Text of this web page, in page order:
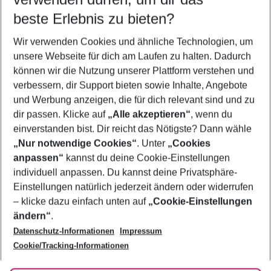
5-8 Nächte
2 Erwachsene Keine Kinder
Mehr Filter anzeigen
Footer
Footer navigation
Über uns
AGB
Bestpreisgarantie
Cookie-Einstellungen ändern
Cookie-Richtlinie
Agenturbetreuung
Barrierefreies Reisen
Folge uns
beste Erlebnis zu bieten?
Wir verwenden Cookies und ähnliche Technologien, um
unsere Webseite für dich am Laufen zu halten. Dadurch
können wir die Nutzung unserer Plattform verstehen und
verbessern, dir Support bieten sowie Inhalte, Angebote
und Werbung anzeigen, die für dich relevant sind und zu
dir passen. Klicke auf „Alle akzeptieren“, wenn du
einverstanden bist. Dir reicht das Nötigste? Dann wähle
„Nur notwendige Cookies“. Unter „Cookies
anpassen“ kannst du deine Cookie-Einstellungen
individuell anpassen. Du kannst deine Privatsphäre-
Einstellungen natürlich jederzeit ändern oder widerrufen
– klicke dazu einfach unten auf „Cookie-Einstellungen
ändern“.
Datenschutz-Informationen
Impressum
Cookie/Tracking-Informationen